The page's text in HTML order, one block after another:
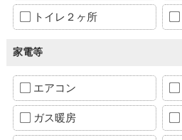
トイレ２ヶ所
家電等
エアコン
ガス暖房